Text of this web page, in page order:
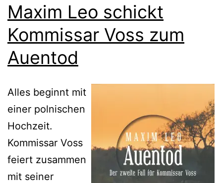
Maxim Leo schickt
Kommissar Voss zum
Auentod
Alles beginnt mit
einer polnischen
Hochzeit.
Kommissar Voss
feiert zusammen
mit seiner